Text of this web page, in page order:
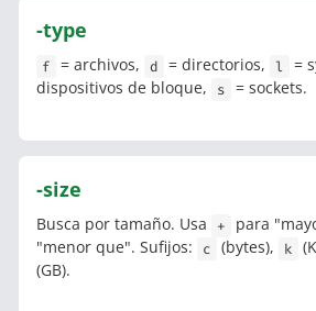
-type
f = archivos, d = directorios, l =
dispositivos de bloque,
s = sockets.
-size
Busca por tamaño. Usa + para
"menor que". Sufijos:
c (bytes), k
(GB).